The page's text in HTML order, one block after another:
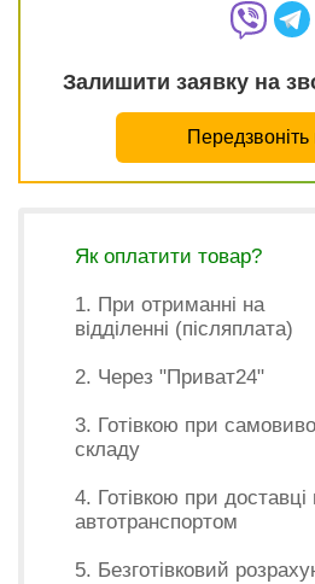
Залишити заявку на
Передзвоніть
Як оплатити товар?
1. При отриманні на
відділенні (післяплата)
2. Через "Приват24"
3. Готівкою при
складу
4. Готівкою при
автотранспортом
5. Безготівковий